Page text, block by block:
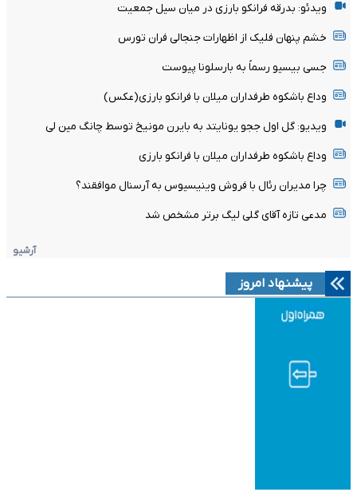
ویدئو: بدرقه فرانکو بارزی در میان سیل جمعیت
خشم پنهان فلیک از اظهارات جنجالی فران تورس
جسی بیسیو رسماً به بارسلونا پیوست
وداع باشکوه طرفداران میلان با فرانکو بارزی(عکس)
ویدیو: گل اول ججو یونایتد به بایرن مونیخ توسط چانگ مین لی
وداع باشکوه طرفداران میلان با فرانکو بارزی
چرا مدیران رئال با فروش وینیسیوس به آرسنال موافقند؟
مدعی تازه آقای گلی لیگ برتر مشخص شد
آرشیو
پیشنهاد امروز